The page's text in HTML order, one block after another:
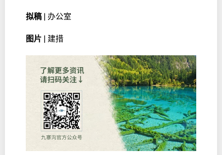
拟稿 | 办公室
图片 | 建措